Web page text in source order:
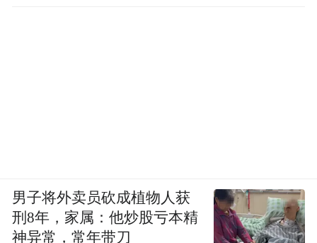
男子将外卖员砍成植物人获
刑8年，家属：他炒股亏本精
神异常，常年带刀